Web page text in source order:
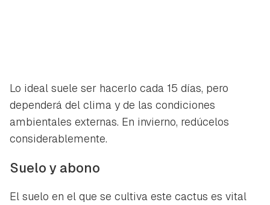
Lo ideal suele ser hacerlo cada 15 días, pero
dependerá del clima y de las condiciones
ambientales externas. En invierno, redúcelos
considerablemente.
Suelo y abono
El suelo en el que se cultiva este cactus es vital